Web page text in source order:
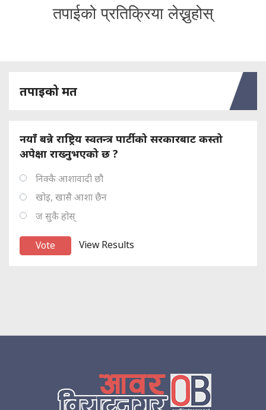
तपाईको प्रतिक्रिया लेख्नुहोस्
तपाइको मत
नयाँ बन्ने राष्ट्रिय स्वतन्त्र पार्टीको सरकारबाट कस्तो
अपेक्षा राख्नुभएको छ ?
निक्कै आशावादी छौ
खोइ, खासै आशा छैन
ज सुकै होस्
View Results